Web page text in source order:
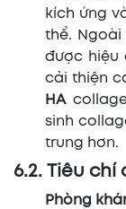
kích ứng
thể. Ngoài
được hiệu
cải thiện
HA
sinh
trung hơn.
6.2. Tiêu
Phòng